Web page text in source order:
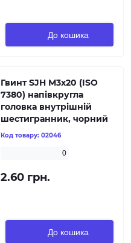
До кошика
Гвинт SJH М3х20 (ISO
7380) напівкругла
головка внутрішній
шестигранник, чорний
Код товару: 02046
0
2.60 грн.
До кошика